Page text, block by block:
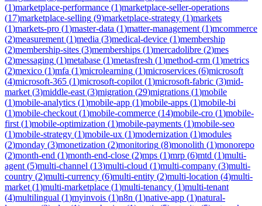
(1)marketplace-performance (1)marketplace-seller-operations
(17)marketplace-selling (9)marketplace-strategy (1)markets
(1)markets-pro (1)master-data (1)matter-management (1)mcommerce
(2)measurement (1)media (3)medical-device (1)membership
(2)membership-sites (3)memberships (1)mercadolibre (2)mes
(2)messaging (1)metabase (1)metasfresh (1)method-crm (1)metrics
(2)mexico (1)mfa (1)microlearning (1)microservices (6)microsoft
(4)microsoft-365 (1)microsoft-copilot (1)microsoft-fabric (3)mid-
market (3)middle-east (3)migration (29)migrations (1)mobile
(1)mobile-analytics (1)mobile-app (1)mobile-apps (1)mobile-bi
(1)mobile-checkout (1)mobile-commerce (14)mobile-cro (1)mobile-
first (1)mobile-optimization (1)mobile-payments (1)mobile-seo
(1)mobile-strategy (1)mobile-ux (1)modernization (1)modules
(2)monday (3)monetization (2)monitoring (8)monolith (1)monorepo
(2)month-end (1)month-end-close (2)mps (1)mrp (6)mtd (1)multi-
agent (5)multi-channel (13)multi-cloud (1)multi-company (3)multi-
country (2)multi-currency (6)multi-entity (2)multi-location (4)multi-
market (1)multi-marketplace (1)multi-tenancy (1)multi-tenant
(4)multilingual (1)myinvois (1)n8n (1)native-app (1)natural-